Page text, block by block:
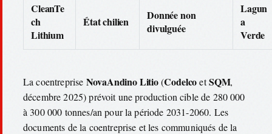
CleanTe
ch
Lithium
État chilien
Donnée non
divulguée
Lagun
a
Verde
La coentreprise NovaAndino Litio(CodelcoetSQM,
décembre 2025) prévoit une production cible de 280 000
à 300 000 tonnes/an pour la période 2031-2060. Les
documents de la coentreprise et les communiqués de la